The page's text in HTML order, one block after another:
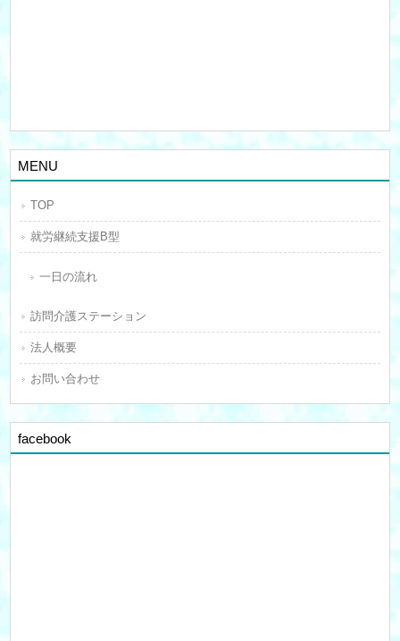
MENU
TOP
就労継続支援B型
一日の流れ
訪問介護ステーション
法人概要
お問い合わせ
facebook